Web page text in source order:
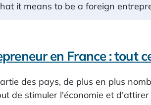
it means to be a foreign
en France : tout
des pays, de plus en plus
de stimuler l'économie et